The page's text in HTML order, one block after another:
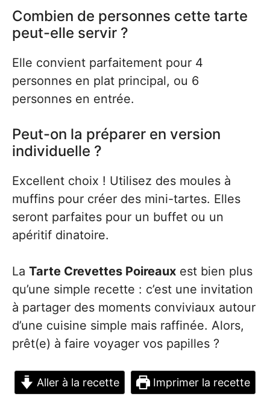
Combien de personnes cette tarte
peut-elle servir ?
Elle convient parfaitement pour 4
personnes en plat principal, ou 6
personnes en entrée.
Peut-on la préparer en version
individuelle ?
Excellent choix ! Utilisez des moules à
muffins pour créer des mini-tartes. Elles
seront parfaites pour un buffet ou un
apéritif dinatoire.
La Tarte Crevettes Poireaux est bien plus
qu’une simple recette : c’est une invitation
à partager des moments conviviaux autour
d’une cuisine simple mais raffinée. Alors,
prêt(e) à faire voyager vos papilles ?
Aller à la recette Imprimer la recette